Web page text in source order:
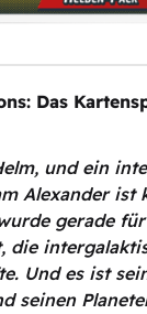
Das
und ein
Alexander ist
gerade
die
Und es ist
seinen